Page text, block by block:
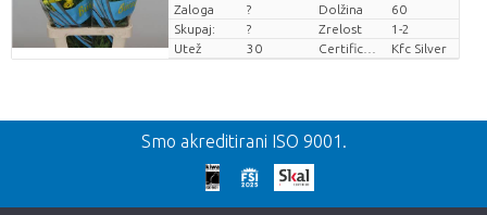
Zaloga
? Dolžina
60
Skupaj:
? Zrelost
1-2
Utež
30 Kfc Silver
Nazaj
We're sorry
Smo akreditirani ISO 9001.